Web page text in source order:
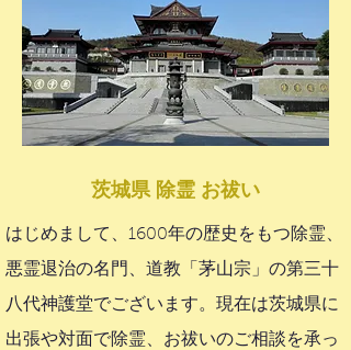
茨城県 除霊 お祓い
はじめまして、1600年の歴史をもつ除霊、
悪霊退治の名門、道教「茅山宗」の第三十
八代神護堂でございます。現在は茨城県に
出張や対面で除霊、お祓いのご相談を承っ